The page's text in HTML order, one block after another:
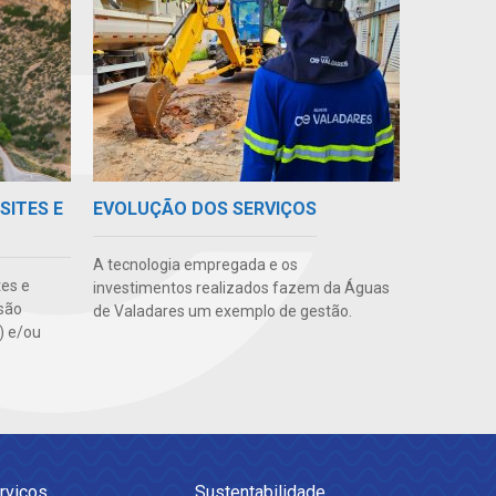
E
e
e/ou
EVOLUÇÃO DOS SERVIÇOS
A tecnologia empregada e os
investimentos realizados fazem da Águas
de Valadares um exemplo de gestão.